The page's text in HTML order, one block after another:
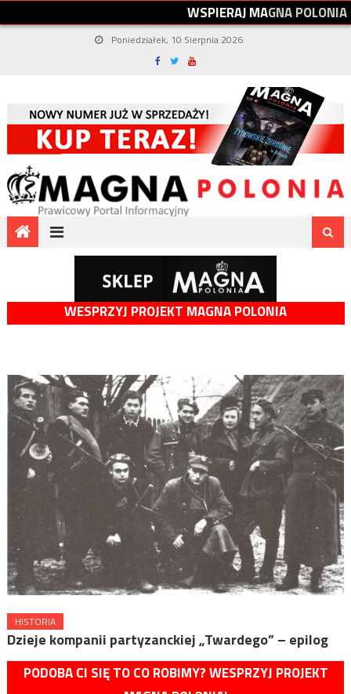
WSPIERAJMAGNAPOLONIA
Poniedziałek, 10 Sierpnia 2026
WESPRZYJ PROJEKT MAGNA POLONIA
HISTORIA
Dzieje kompanii partyzanckiej „Twardego” – epilog
PODOBA CI SIĘ TO CO ROBIMY? WESPRZYJ PROJEKT